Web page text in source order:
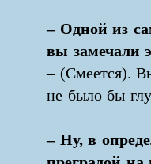
– Одной из
вы замечали
– (Смеется).
не было бы
– Ну, в